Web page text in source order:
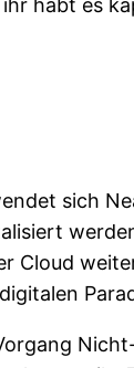
habt es
sich
Cloud